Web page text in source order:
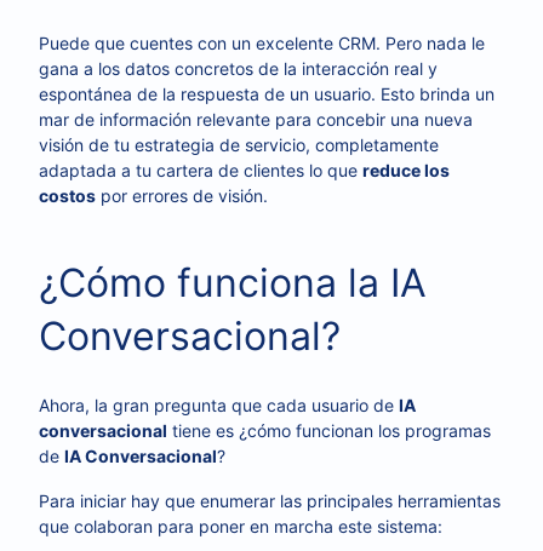
Puede que cuentes con un excelente CRM. Pero nada le
gana a los datos concretos de la interacción real y
espontánea de la respuesta de un usuario. Esto brinda un
mar de información relevante para concebir una nueva
visión de tu estrategia de servicio, completamente
adaptada a tu cartera de clientes lo que reduce los
costos por errores de visión.
¿Cómo funciona la IA
Conversacional?
Ahora, la gran pregunta que cada usuario de IA
conversacional tiene es ¿cómo funcionan los programas
de IA Conversacional?
Para iniciar hay que enumerar las principales herramientas
que colaboran para poner en marcha este sistema: